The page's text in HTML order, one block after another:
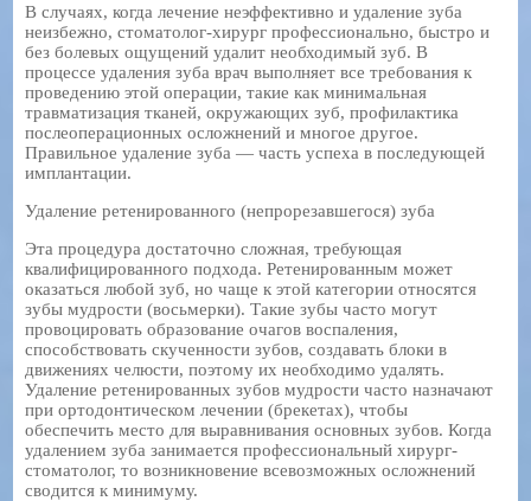
В случаях, когда лечение неэффективно и удаление зуба
неизбежно, стоматолог-хирург профессионально, быстро и
без болевых ощущений удалит необходимый зуб. В
процессе удаления зуба врач выполняет все требования к
проведению этой операции, такие как минимальная
травматизация тканей, окружающих зуб, профилактика
послеоперационных осложнений и многое другое.
Правильное удаление зуба — часть успеха в последующей
имплантации.
Удаление ретенированного (непрорезавшегося) зуба
Эта процедура достаточно сложная, требующая
квалифицированного подхода. Ретенированным может
оказаться любой зуб, но чаще к этой категории относятся
зубы мудрости (восьмерки). Такие зубы часто могут
провоцировать образование очагов воспаления,
способствовать скученности зубов, создавать блоки в
движениях челюсти, поэтому их необходимо удалять.
Удаление ретенированных зубов мудрости часто назначают
при ортодонтическом лечении (брекетах), чтобы
обеспечить место для выравнивания основных зубов. Когда
удалением зуба занимается профессиональный хирург-
стоматолог, то возникновение всевозможных осложнений
сводится к минимуму.